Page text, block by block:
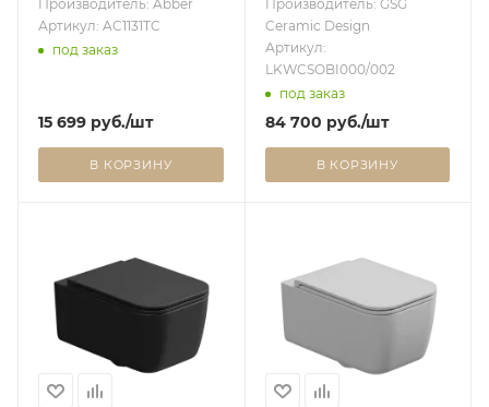
закрытым дном
Производитель: Abber
Артикул: AC1131TC
под заказ
15 699 руб./шт
В КОРЗИНУ
White/Black Shiny
LKWCSOBI000/002
Производитель: GSG
Ceramic Design
Артикул:
LKWCSOBI000/002
под заказ
84 700 руб./шт
В КОРЗИНУ